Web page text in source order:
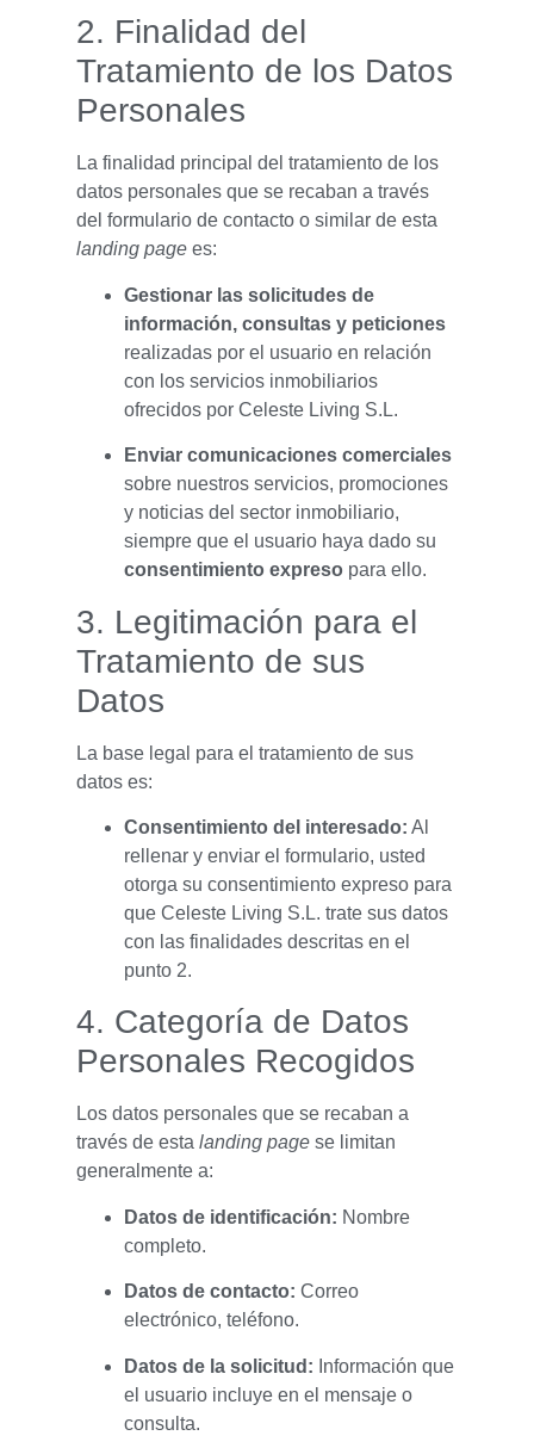
2. Finalidad del
Tratamiento de los Datos
Personales
La finalidad principal del tratamiento de los
datos personales que se recaban a través
del formulario de contacto o similar de esta
landing page es:
Gestionar las solicitudes de
información, consultas y peticiones
realizadas por el usuario en relación
con los servicios inmobiliarios
ofrecidos por Celeste Living S.L.
Enviar comunicaciones comerciales
sobre nuestros servicios, promociones
y noticias del sector inmobiliario,
siempre que el usuario haya dado su
consentimiento expreso para ello.
3. Legitimación para el
Tratamiento de sus
Datos
La base legal para el tratamiento de sus
datos es:
Consentimiento del interesado: Al
rellenar y enviar el formulario, usted
otorga su consentimiento expreso para
que Celeste Living S.L. trate sus datos
con las finalidades descritas en el
punto 2.
4. Categoría de Datos
Personales Recogidos
Los datos personales que se recaban a
través de esta landing page se limitan
generalmente a:
Datos de identificación: Nombre
completo.
Datos de contacto: Correo
electrónico, teléfono.
Datos de la solicitud: Información que
el usuario incluye en el mensaje o
consulta.